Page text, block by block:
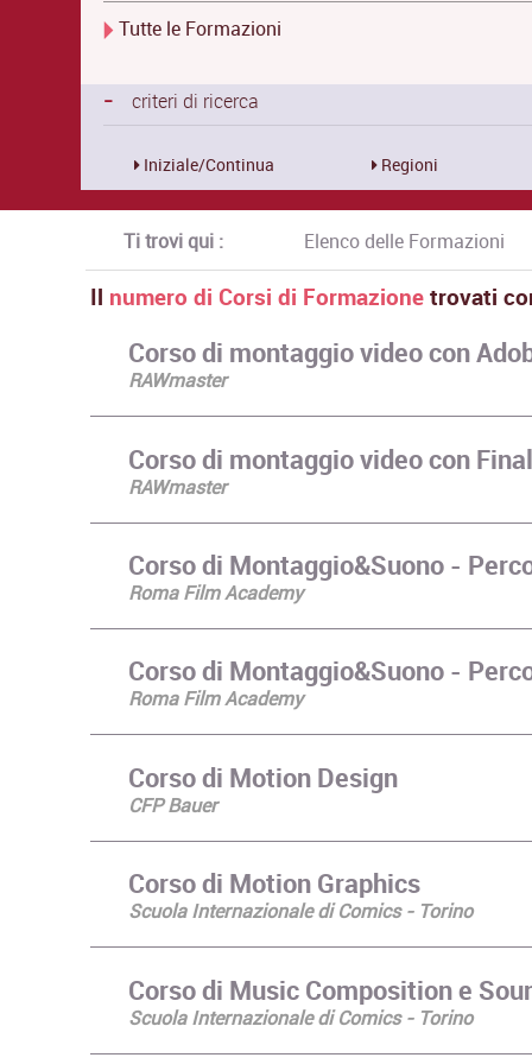
Tutte le Formazioni
- criteri di ricerca
Iniziale/Continua Regioni
Ti trovi qui : Elenco delle Formazioni
Il numero di Corsi di Formazionetrovati
Corso di montaggio video con
RAWmaster
Corso di montaggio video con
RAWmaster
Corso di Montaggio&Suono -
Roma Film Academy
Corso di Montaggio&Suono -
Roma Film Academy
Corso di Motion Design
CFP Bauer
Corso di Motion Graphics
Scuola Internazionale di Comics - Torino
Corso di Music Composition e
Scuola Internazionale di Comics - Torino